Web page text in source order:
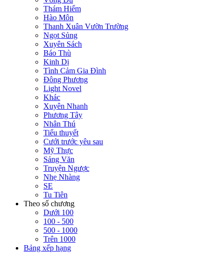
Thám Hiểm
Hào Môn
Thanh Xuân Vườn Trường
Ngọt Sủng
Xuyên Sách
Báo Thù
Kinh Dị
Tình Cảm Gia Đình
Đông Phương
Light Novel
Khác
Xuyên Nhanh
Phương Tây
Nhân Thú
Tiểu thuyết
Cưới trước yêu sau
Mỹ Thực
Sảng Văn
Truyện Ngược
Nhẹ Nhàng
SE
Tu Tiên
Theo số chương
Dưới 100
100 - 500
500 - 1000
Trên 1000
Bảng xếp hạng